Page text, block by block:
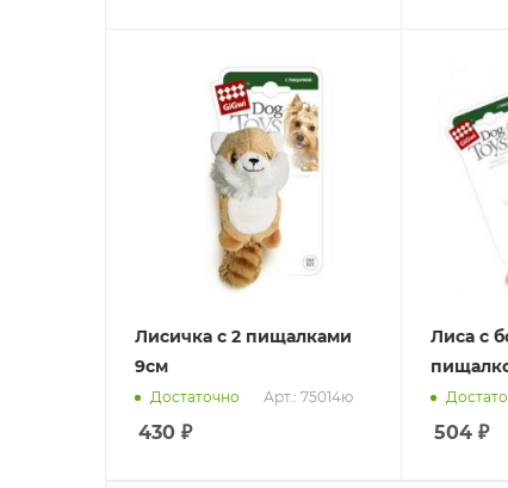
Лисичка с 2 пищалками
9см
Достаточно Арт.: 75014ю
430 ₽
Лиса с
504 ₽